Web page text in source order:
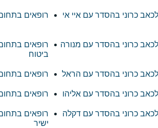
כרוני בהסדר עם איי אי
רופאים
כרוני בהסדר עם מנורה
רופאים
ביטוח
כרוני בהסדר עם הראל רופאים
כרוני בהסדר עם אליהו רופאים
כרוני בהסדר עם דקלה
רופאים
ישיר